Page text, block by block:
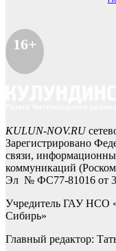
16+
KULUN-NOV.RU
Зарегистрировано
связи,
коммуникаций
Эл № ФС77-81016 от
Учредитель ГАУ НСО
Сибирь»
Главный редактор: